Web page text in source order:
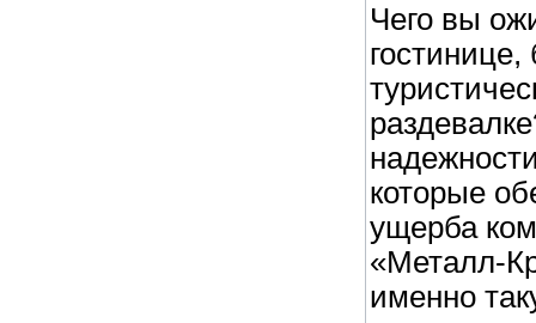
Чего вы
которые
ущерба
«Металл-
именно